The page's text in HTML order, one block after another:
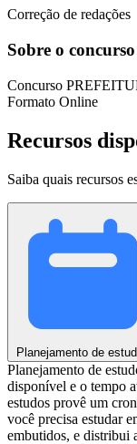
Correção de redações
Sobre o concurso
Concurso
Formato Online
Recursos
Saiba quais recursos
Planejamento de
Planejamento de
disponível e o tempo
estudos provê um
você precisa estudar
embutidos, e distribui